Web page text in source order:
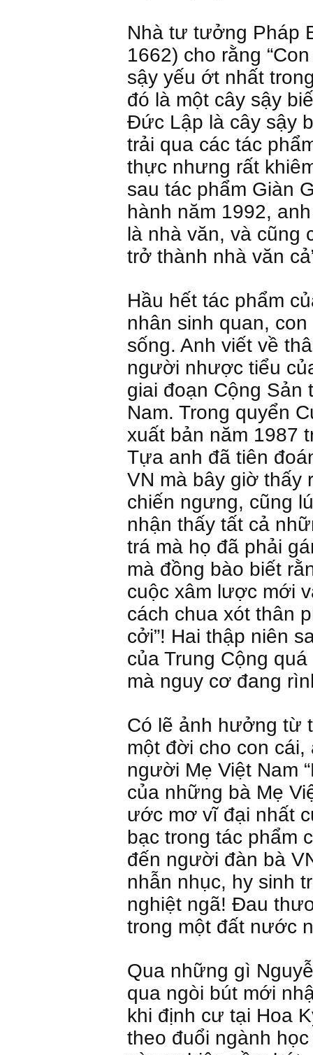
Nhà tư tưởng Pháp
1662) cho rằng
sậy yếu ớt nhất
đó là một cây sậy
Đức Lập là cây sậy
trải qua các tác
thực nhưng rất
sau tác phẩm Giàn
hành năm 1992,
là nhà văn, và cũng
trở thành nhà văn
Hầu hết tác phẩm
nhân sinh quan,
sống. Anh viết về
người nhược tiểu
giai đoạn Cộng Sản
Nam. Trong quyển
xuất bản năm 1987
Tựa anh đã tiên
VN mà bây giờ thấy
chiến ngưng, cũng
nhận thấy tất cả
trá mà họ đã phải
mà đồng bào biết
cuộc xâm lược mới
cách chua xót thân
cởi”! Hai thập niên
của Trung Cộng
mà nguy cơ đang
Có lẽ ảnh hưởng từ
một đời cho con
người Mẹ Việt Nam
của những bà Mẹ
ước mơ vĩ đại nhất
bạc trong tác phẩm
đến người đàn bà
nhẫn nhục, hy sinh
nghiệt ngã! Đau
trong một đất nước
Qua những gì
qua ngòi bút mới
khi định cư tại Hoa
theo đuổi ngành